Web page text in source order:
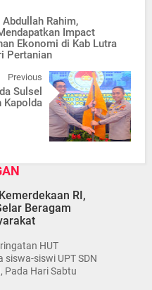
Rahim,
Impact
Ekonomi di Kab Lutra
Pertanian
Previous
Sulsel
Kapolda
RI,
Beragam
HUT
siswa-siswi UPT SDN
Pada Hari Sabtu